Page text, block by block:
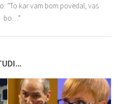
”To kar vam bom povedal, vas
bo…”